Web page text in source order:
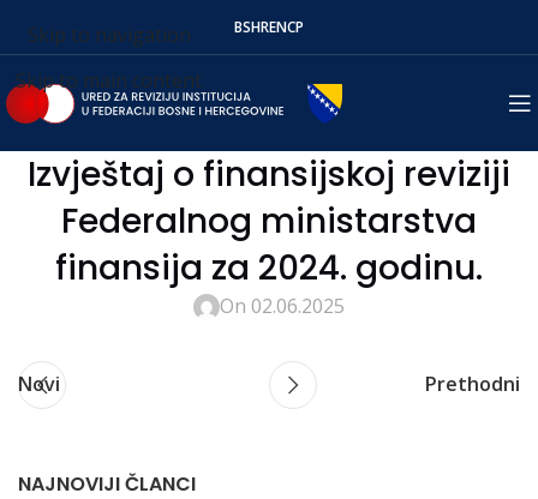
Skip to navigation
Skip to main content
BSHRENСР
Izvještaj o finansijskoj reviziji
Federalnog ministarstva
finansija za 2024. godinu.
On 02.06.2025
Novi Prethodni
NAJNOVIJI ČLANCI